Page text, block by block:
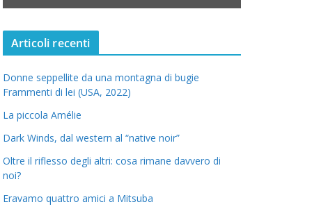
Articoli recenti
Donne seppellite da una montagna di bugie
Frammenti di lei (USA, 2022)
La piccola Amélie
Dark Winds, dal western al “native noir”
Oltre il riflesso degli altri: cosa rimane davvero di
noi?
Eravamo quattro amici a Mitsuba